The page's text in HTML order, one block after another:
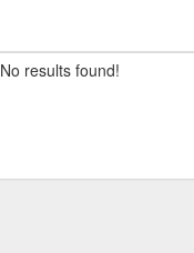
No results found!